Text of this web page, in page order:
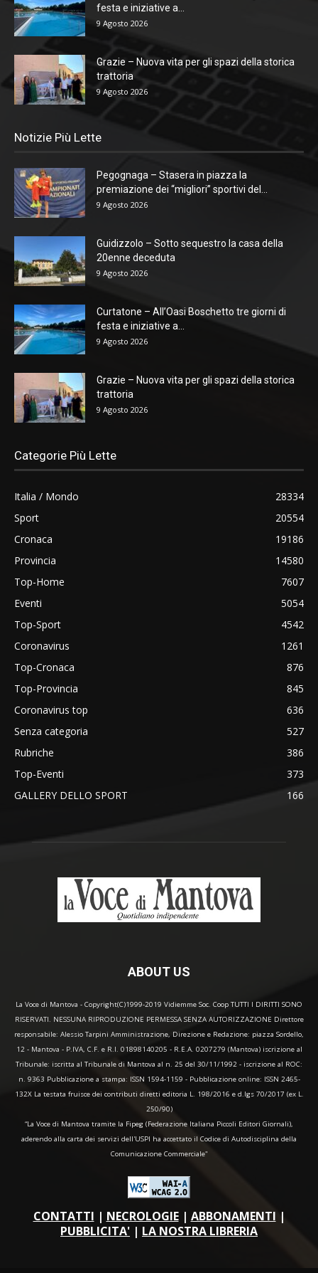
festa e iniziative a...
9 Agosto 2026
Grazie – Nuova vita per gli spazi della storica
trattoria
9 Agosto 2026
Notizie Più Lette
Pegognaga – Stasera in piazza la
premiazione dei “migliori” sportivi del...
9 Agosto 2026
Guidizzolo – Sotto sequestro la casa della
20enne deceduta
9 Agosto 2026
Curtatone – All’Oasi Boschetto tre giorni di
festa e iniziative a...
9 Agosto 2026
Grazie – Nuova vita per gli spazi della storica
trattoria
9 Agosto 2026
Categorie Più Lette
Italia / Mondo
28334
Sport
20554
Cronaca
19186
Provincia
14580
Top-Home
7607
Eventi
5054
Top-Sport
4542
Coronavirus
1261
Top-Cronaca
876
Top-Provincia
845
Coronavirus top
636
Senza categoria
527
Rubriche
386
Top-Eventi
373
GALLERY DELLO SPORT
166
ABOUT US
La Voce di Mantova - Copyright(C)1999-2019 Vidiemme Soc. Coop TUTTI I DIRITTI SONO
RISERVATI. NESSUNA RIPRODUZIONE PERMESSA SENZA AUTORIZZAZIONE Direttore
responsabile: Alessio Tarpini Amministrazione, Direzione e Redazione: piazza Sordello,
12 - Mantova - P.IVA, C.F. e R.I. 01898140205 - R.E.A. 0207279 (Mantova) iscrizione al
Tribunale: iscritta al Tribunale di Mantova al n. 25 del 30/11/1992 - iscrizione al ROC:
n. 9363 Pubblicazione a stampa: ISSN 1594-1159 - Pubblicazione online: ISSN 2465-
132X La testata fruisce dei contributi diretti editoria L. 198/2016 e d.lgs 70/2017 (ex L.
250/90)
“La Voce di Mantova tramite la Fipeg (Federazione Italiana Piccoli Editori Giornali),
aderendo alla carta dei servizi dell'USPI ha accettato il Codice di Autodisciplina della
Comunicazione Commerciale"
CONTATTI | NECROLOGIE| ABBONAMENTI |
PUBBLICITA' | LA NOSTRA LIBRERIA